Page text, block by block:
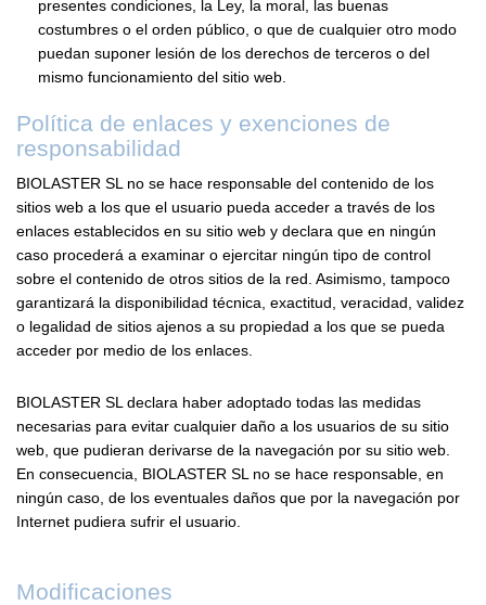
presentes condiciones, la Ley, la moral, las buenas
costumbres o el orden público, o que de cualquier otro modo
puedan suponer lesión de los derechos de terceros o del
mismo funcionamiento del sitio web.
Política de enlaces y exenciones de
responsabilidad
BIOLASTER SL no se hace responsable del contenido de los
sitios web a los que el usuario pueda acceder a través de los
enlaces establecidos en su sitio web y declara que en ningún
caso procederá a examinar o ejercitar ningún tipo de control
sobre el contenido de otros sitios de la red. Asimismo, tampoco
garantizará la disponibilidad técnica, exactitud, veracidad, validez
o legalidad de sitios ajenos a su propiedad a los que se pueda
acceder por medio de los enlaces.
BIOLASTER SL declara haber adoptado todas las medidas
necesarias para evitar cualquier daño a los usuarios de su sitio
web, que pudieran derivarse de la navegación por su sitio web.
En consecuencia, BIOLASTER SL no se hace responsable, en
ningún caso, de los eventuales daños que por la navegación por
Internet pudiera sufrir el usuario.
Modificaciones